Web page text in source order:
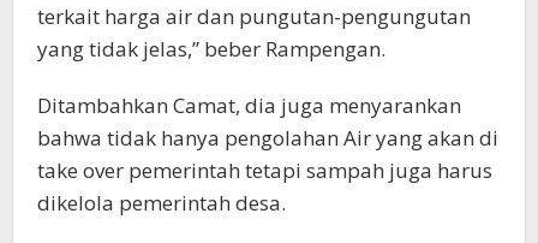
terkait harga air dan pungutan-pengungutan
yang tidak jelas,” beber Rampengan.
Ditambahkan Camat, dia juga menyarankan
bahwa tidak hanya pengolahan Air yang akan di
take over pemerintah tetapi sampah juga harus
dikelola pemerintah desa.